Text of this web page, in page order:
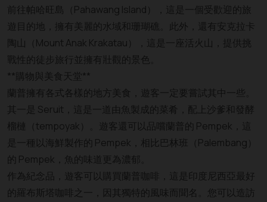
前往帕哈旺島（Pahawang Island），這是一個受歡迎的旅
遊目的地，擁有美麗的水域和珊瑚礁。此外，還有安克拉卡
陶山（Mount Anak Krakatau），這是一座活火山，提供挑
戰性的徒步旅行並擁有壯觀的景色。
**購物與美食天堂**
蘭普擁有各式各樣的地方美食，遊客一定要嘗試其中一些。
其一是 Seruit，這是一道由魚製成的菜肴，配上沙爹和發酵
榴槤（tempoyak）。遊客還可以品嚐蘭普的 Pempek，這
是一種以海鮮製作的 Pempek，相比巴林班（Palembang）
的 Pempek，魚的味道更為濃郁。
作為紀念品，遊客可以購買蘭普咖啡，這是印度尼西亞最好
的羅布斯塔咖啡之一，因其獨特的風味而聞名。您可以造訪